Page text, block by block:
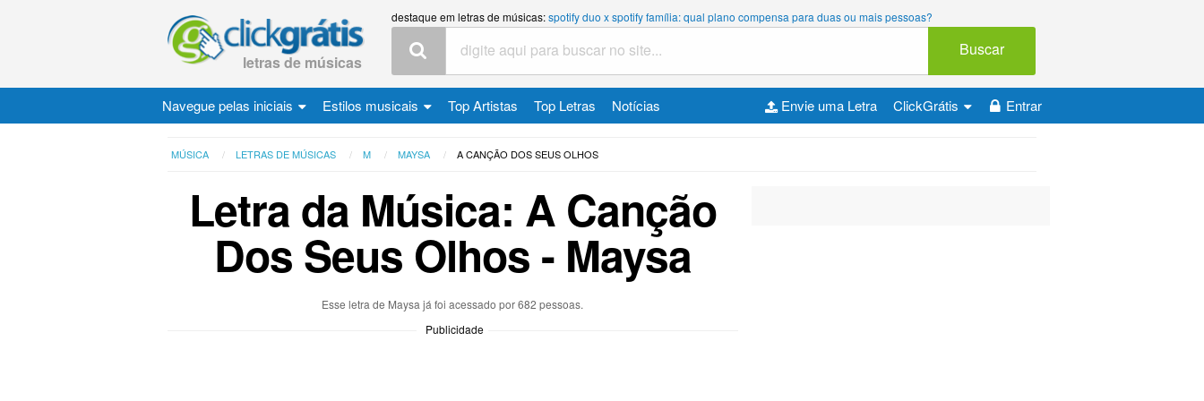
letras de músicas
destaque em letras de músicas:spotify duo x spotify família: qual plano compensa para duas ou mais pessoas?
Buscar
Navegue pelas iniciais Estilos musicais Top Artistas Top Letras Notícias Entrar
ClickGrátis
Envie uma Letra
MÚSICA LETRAS DE MÚSICAS M MAYSA A CANÇÃO DOS SEUS OLHOS
Letra da Música: A Canção
Dos Seus Olhos - Maysa
Esse letra de Maysa já foi acessado por 682 pessoas.
Publicidade